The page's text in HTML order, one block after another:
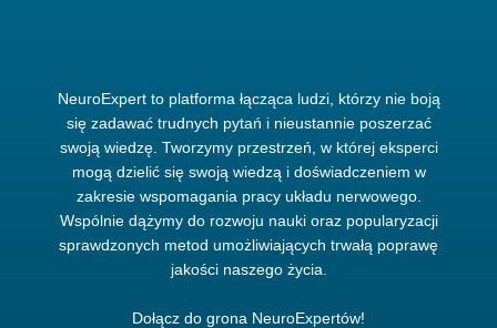
NeuroExpert to platforma łącząca ludzi, którzy nie boją
się zadawać trudnych pytań i nieustannie poszerzać
swoją wiedzę. Tworzymy przestrzeń, w której eksperci
mogą dzielić się swoją wiedzą i doświadczeniem w
zakresie wspomagania pracy układu nerwowego.
Wspólnie dążymy do rozwoju nauki oraz popularyzacji
sprawdzonych metod umożliwiających trwałą poprawę
jakości naszego życia.
Dołącz do grona NeuroExpertów!